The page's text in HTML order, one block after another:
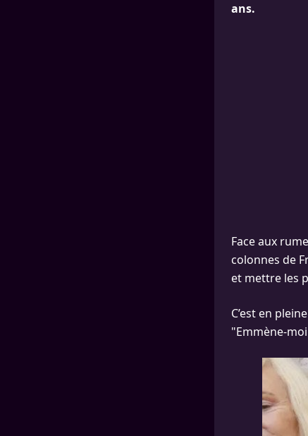
ans.
Face aux
colonnes de
et mettre les
C’est en
"Emmène-